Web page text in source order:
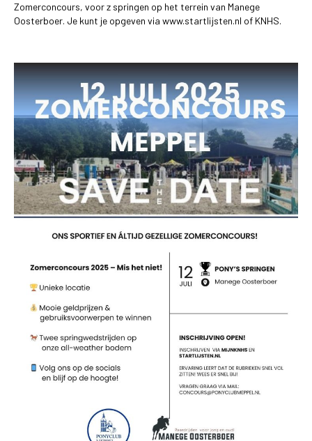
Zomerconcours, voor z springen op het terrein van Manege
Oosterboer. Je kunt je opgeven via www.startlijsten.nl of KNHS.